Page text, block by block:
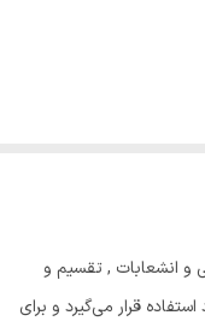
انشعابات , تقسیم و
قرار می‌گیرد و برای